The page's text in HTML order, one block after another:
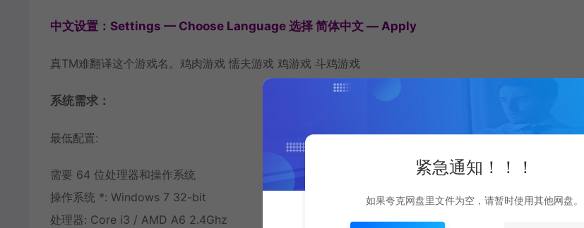
中文设置：Settings — Choose Language 选择 简体中文 — Apply
真TM难翻译这个游戏名。鸡肉游戏 懦夫游戏 鸡游戏 斗鸡游戏
系统需求：
最低配置:
需要 64 位处理器和操作系统
操作系统 *: Windows 7 32-bit
处理器: Core i3 / AMD A6 2.4Ghz
紧急通知！！！
如果夸克网盘里文件为空，请暂时使用其他网盘。